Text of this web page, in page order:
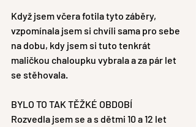
Když jsem včera fotila tyto záběry,
vzpomínala jsem si chvíli sama pro sebe
na dobu, kdy jsem si tuto tenkrát
maličkou chaloupku vybrala a za pár let
se stěhovala.
BYLO TO TAK TĚŽKÉ OBDOBÍ
Rozvedla jsem se a s dětmi 10 a 12 let